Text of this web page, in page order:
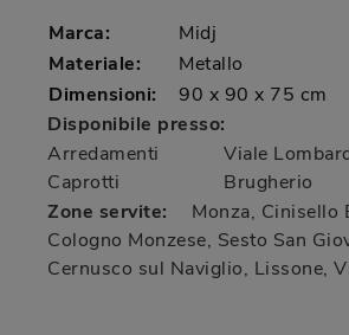
Marca:
Midj
Materiale:
Metallo
Dimensioni:
90 x 90 x 75 cm
Disponibile presso:
Arredamenti
Caprotti
Viale
Brugherio
Zone servite:
Monza, Cinisello
Cologno Monzese, Sesto San
Cernusco sul Naviglio, Lissone,